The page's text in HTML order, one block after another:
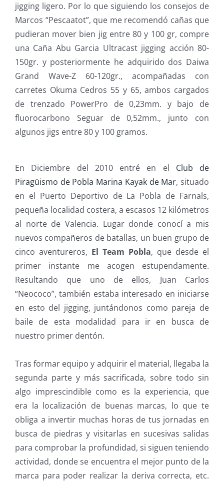
jigging ligero. Por lo que siguiendo los consejos de
Marcos “Pescaatot”, que me recomendó cañas que
pudieran mover bien jig entre 80 y 100 gr, compre
una Caña Abu Garcia Ultracast jigging acción 80-
150gr. y posteriormente he adquirido dos Daiwa
Grand Wave-Z 60-120gr., acompañadas con
carretes Okuma Cedros 55 y 65, ambos cargados
de trenzado PowerPro de 0,23mm. y bajo de
fluorocarbono Seguar de 0,52mm., junto con
algunos jigs entre 80 y 100 gramos.
En Diciembre del 2010 entré en el Club de
Piragüismo de Pobla Marina Kayak de Mar, situado
en el Puerto Deportivo de La Pobla de Farnals,
pequeña localidad costera, a escasos 12 kilómetros
al norte de Valencia. Lugar donde conocí a mis
nuevos compañeros de batallas, un buen grupo de
cinco aventureros, El Team Pobla, que desde el
primer instante me acogen estupendamente.
Resultando que uno de ellos, Juan Carlos
“Neococo”, también estaba interesado en iniciarse
en esto del jigging, juntándonos como pareja de
baile de esta modalidad para ir en busca de
nuestro primer dentón.
Tras formar equipo y adquirir el material, llegaba la
segunda parte y más sacrificada, sobre todo sin
algo imprescindible como es la experiencia, que
era la localización de buenas marcas, lo que te
obliga a invertir muchas horas de tus jornadas en
busca de piedras y visitarlas en sucesivas salidas
para comprobar la profundidad, si siguen teniendo
actividad, donde se encuentra el mejor punto de la
marca para poder realizar la deriva correcta, etc.